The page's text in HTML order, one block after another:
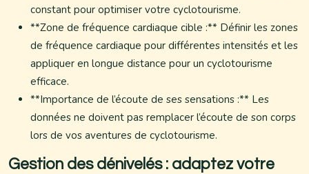
constant pour optimiser votre cyclotourisme.
**Zone de fréquence cardiaque cible :** Définir les zones
de fréquence cardiaque pour différentes intensités et les
appliquer en longue distance pour un cyclotourisme
efficace.
**Importance de l’écoute de ses sensations :** Les
données ne doivent pas remplacer l’écoute de son corps
lors de vos aventures de cyclotourisme.
Gestion des dénivelés : adaptez votre